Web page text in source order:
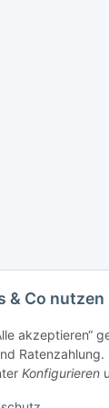
& Co nutzen
akzeptieren“
Konfigurieren